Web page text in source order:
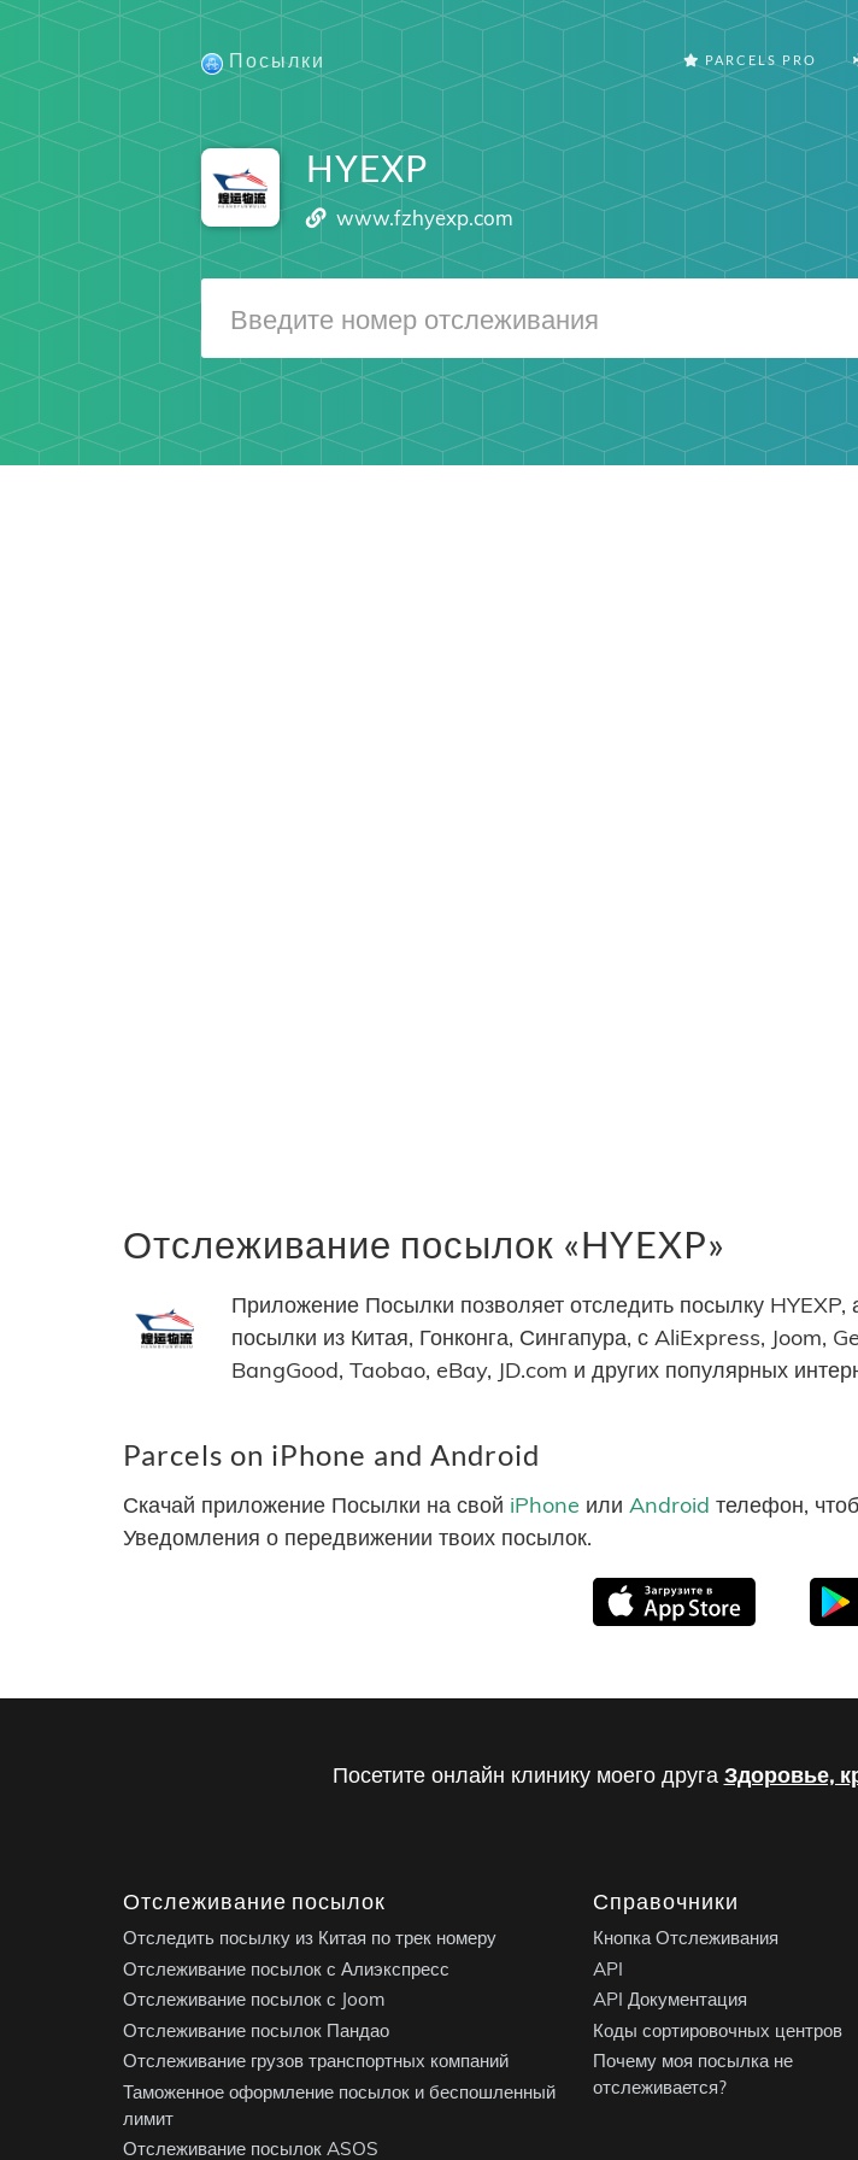
Посылки PARCELS PRO
HYEXP
www.fzhyexp.com
Отслеживание посылок «HYEXP»
Приложение Посылки позволяет отследить посылку
посылки из Китая, Гонконга, Сингапура, с AliExpress, Joom,
BangGood, Taobao, eBay, JD.com и других популярных
Parcels on iPhone and Android
Скачай приложение Посылки на свой iPhone или Android телефон,
Уведомления о передвижении твоих посылок.
Посетите онлайн клинику моего друга Здоровье,
Отслеживание посылок
Отследить посылку из Китая по трек номеру
Отслеживание посылок с Алиэкспресс
Отслеживание посылок с Joom
Отслеживание посылок Пандао
Отслеживание грузов транспортных компаний
Таможенное оформление посылок и беспошленный
лимит
Отслеживание посылок ASOS
Справочники
Кнопка Отслеживания
API
API Документация
Коды сортировочных центров
Почему моя посылка не
отслеживается?